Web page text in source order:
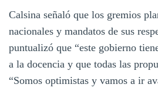
Calsina señaló que los gremios
nacionales y mandatos de sus
puntualizó que “este gobierno
a la docencia y que todas las
“Somos optimistas y vamos a ir